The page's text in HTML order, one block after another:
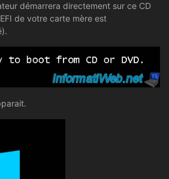
démarrera directement sur ce CD
de votre carte mère est